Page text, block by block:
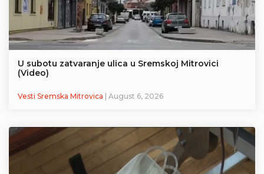
U subotu zatvaranje ulica u Sremskoj Mitrovici
(Video)
Vesti Sremska Mitrovica | August 6, 2026